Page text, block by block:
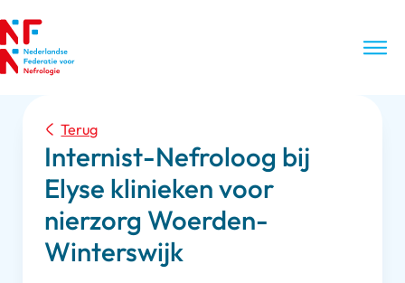
Terug
Internist-Nefroloog bij
Elyse klinieken voor
nierzorg Woerden-
Winterswijk